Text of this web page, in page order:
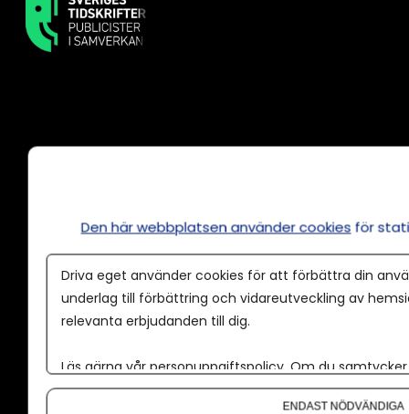
Våra användarvillkor
Annonspolicy
Tillgänglighet
Kontakt
Om oss
Den här webbplatsen använder cookies för
Driva eget använder cookies för att förbättra din
underlag till förbättring och vidareutveckling av
relevanta erbjudanden till dig.
Läs gärna vår personuppgiftspolicy. Om du
Om du vill ändra ditt val i efterhand hittar du den
ENDAST NÖDVÄNDIGA